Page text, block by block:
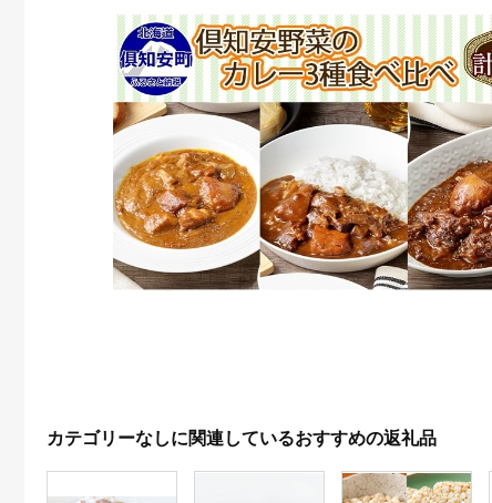
カテゴリーなしに関連しているおすすめの返礼品